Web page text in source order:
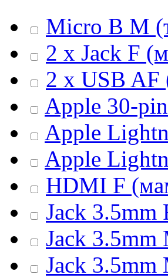
Micro B M
2 x Jack F
2 x USB AF
Apple 30-
Apple
Apple
HDMI F
Jack 3.5mm
Jack 3.5mm
Jack